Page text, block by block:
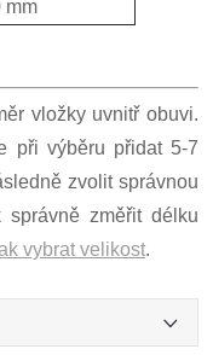
mm
vložky uvnitř obuvi.
při výběru přidat 5-7
zvolit správnou
změřit délku
vybrat velikost.